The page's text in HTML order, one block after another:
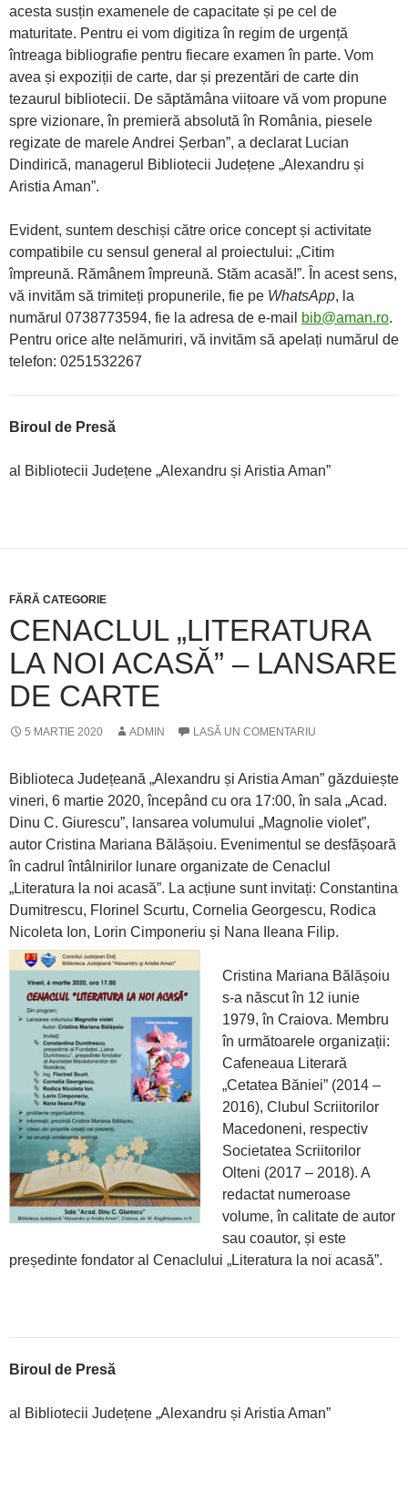
acesta susțin examenele de capacitate și pe cel de
maturitate. Pentru ei vom digitiza în regim de urgență
întreaga bibliografie pentru fiecare examen în parte. Vom
avea și expoziții de carte, dar și prezentări de carte din
tezaurul bibliotecii. De săptămâna viitoare vă vom propune
spre vizionare, în premieră absolută în România, piesele
regizate de marele Andrei Șerban”, a declarat Lucian
Dindirică, managerul Bibliotecii Județene „Alexandru și
Aristia Aman”.
Evident, suntem deschiși către orice concept și activitate
compatibile cu sensul general al proiectului: „Citim
împreună. Rămânem împreună. Stăm acasă!”. În acest sens,
vă invităm să trimiteți propunerile, fie pe WhatsApp, la
numărul 0738773594, fie la adresa de e-mail
bib@aman.ro.
Pentru orice alte nelămuriri, vă invităm să apelați numărul de
telefon: 0251532267
Biroul de Presă
al Bibliotecii Județene „Alexandru și Aristia Aman”
FĂRĂ CATEGORIE
CENACLUL „LITERATURA
LA NOI ACASĂ” – LANSARE
DE CARTE
5 MARTIE 2020 ADMIN LASĂ UN COMENTARIU
Biblioteca Județeană „Alexandru și Aristia Aman” găzduiește
vineri, 6 martie 2020, începând cu ora 17:00, în sala „Acad.
Dinu C. Giurescu”, lansarea volumului „Magnolie violet”,
autor Cristina Mariana Bălășoiu. Evenimentul se desfășoară
în cadrul întâlnirilor lunare organizate de Cenaclul
„Literatura la noi acasă”. La acțiune sunt invitați: Constantina
Dumitrescu, Florinel Scurtu, Cornelia Georgescu, Rodica
Nicoleta Ion, Lorin Cimponeriu și Nana Ileana Filip.
Cristina Mariana Bălășoiu
s-a născut în 12 iunie
1979, în Craiova. Membru
în următoarele organizații:
Cafeneaua Literară
„Cetatea Băniei” (2014 –
2016), Clubul Scriitorilor
Macedoneni, respectiv
Societatea Scriitorilor
Olteni (2017 – 2018). A
redactat numeroase
volume, în calitate de autor
sau coautor, și este
președinte fondator al Cenaclului „Literatura la noi acasă”.
Biroul de Presă
al Bibliotecii Județene „Alexandru și Aristia Aman”